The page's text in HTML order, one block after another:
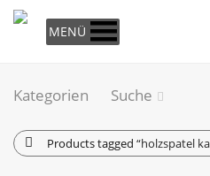
MENÜ
Kategorien Suche
Products tagged “holzspatel